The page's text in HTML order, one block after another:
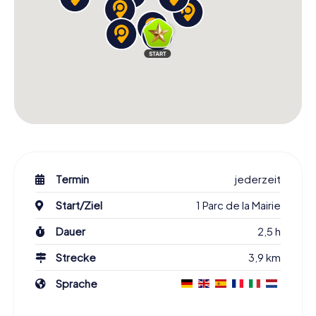
Termin
jederzeit
Start/Ziel
1 Parc de la Mairie
Dauer
2,5 h
Strecke
3,9 km
Sprache